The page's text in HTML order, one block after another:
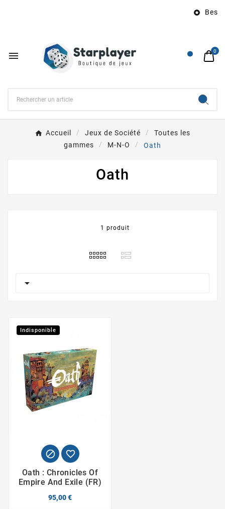

 0
Accueil Jeux de Société
Toutes les
gammes
M-N-O Oath
Oath
1 produit

Indisponible
 
Oath : Chronicles Of
Empire And Exile (FR)
95,00 €